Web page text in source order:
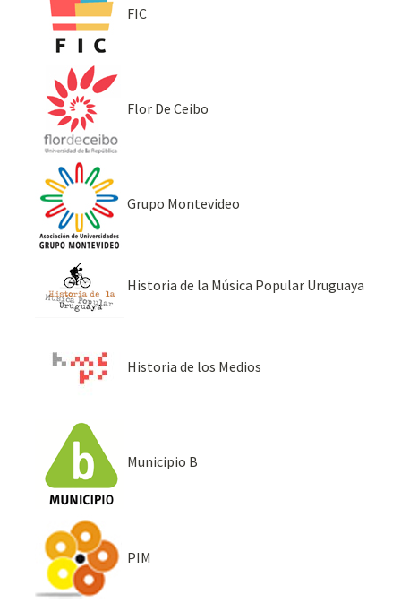
FIC
Flor De Ceibo
Grupo Montevideo
Historia de la Música Popular Uruguaya
Historia de los Medios
Municipio B
PIM